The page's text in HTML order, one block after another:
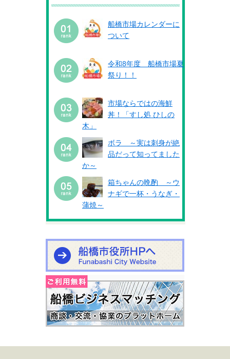
船橋市場カレンダーに
ついて
令和8年度 船橋市場夏
祭り！！
市場ならではの海鮮
丼！「すし処 ひしの
木」
ボラ ～実は刺身が絶
品だって知ってました
か～
箱ちゃんの晩酌 ～ウ
ナギで一杯・うなぎ・
蒲焼～